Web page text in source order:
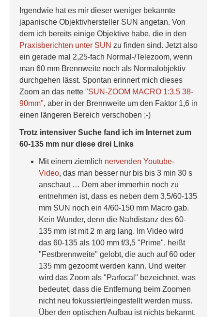
Irgendwie hat es mir dieser weniger bekannte
japanische Objektivhersteller SUN angetan. Von
dem ich bereits einige Objektive habe, die in den
Praxisberichten unter SUN zu finden sind. Jetzt also
ein gerade mal 2,25-fach Normal-/Telezoom, wenn
man 60 mm Brennweite noch als Normalobjektiv
durchgehen lässt. Spontan erinnert mich dieses
Zoom an das nette "SUN-ZOOM MACRO 1:3.5 38-
90mm", aber in der Brennweite um den Faktor 1,6 in
einen längeren Bereich verschoben ;-)
Trotz intensiver Suche fand ich im Internet zum
60-135 mm nur diese drei Links
Mit einem ziemlich nervenden Youtube-
Video, das man besser nur bis bis 3 min 30 s
anschaut … Dem aber immerhin noch zu
entnehmen ist, dass es neben dem 3,5/60-135
mm SUN noch ein 4/60-150 mm Macro gab.
Kein Wunder, denn die Nahdistanz des 60-
135 mm ist mit 2 m arg lang. Im Video wird
das 60-135 als 100 mm f/3,5 "Prime", heißt
"Festbrennweite" gelobt, die auch auf 60 oder
135 mm gezoomt werden kann. Und weiter
wird das Zoom als "Parfocal" bezeichnet, was
bedeutet, dass die Entfernung beim Zoomen
nicht neu fokussiert/eingestellt werden muss.
Über den optischen Aufbau ist nichts bekannt.